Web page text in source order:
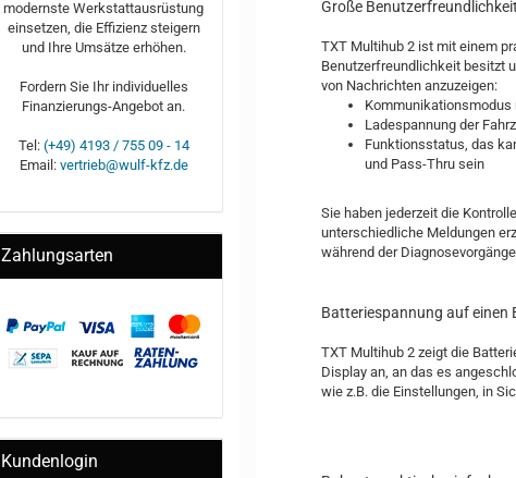
Große
TXT Multihub 2 ist mit einem
Benutzerfreundlichkeit besitzt
von Nachrichten anzuzeigen:
Kommunikationsmodus
Ladespannung der
Funktionsstatus, das
und Pass-Thru sein
Sie haben jederzeit die
unterschiedliche Meldungen
während der
Batteriespannung auf einen
TXT Multihub 2 zeigt die
Display an, an das es
wie z.B. die Einstellungen, in
modernste Werkstattausrüstung
einsetzen, die Effizienz steigern
und Ihre Umsätze erhöhen.
Fordern Sie Ihr individuelles
Finanzierungs-Angebot an.
Tel: (+49) 4193 / 755 09 - 14
Email: vertrieb@wulf-kfz.de
Zahlungsarten
Kundenlogin